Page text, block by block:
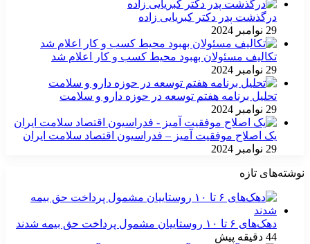
درگذشت پدر دکتر کبریایی زاده
29 نوامبر 2024
تکالیف مسئولان بهبود محیط کسب و کار اعلام شد
29 نوامبر 2024
تحلیل برنامه هفتم توسعه در حوزه دارو و سلامت
29 نوامبر 2024
یک اصلاح موفقیت آمیز – فدراسیون اقتصاد سلامت ایران
29 نوامبر 2024
نوشته‌های تازه
دهک‌های ۶ تا ۱۰ روستاییان مشمول پرداخت حق بیمه شدند
44 دقیقه پیش